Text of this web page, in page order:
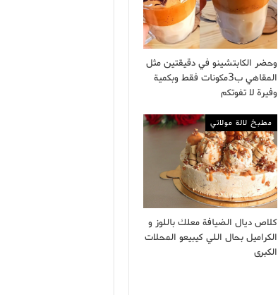
وحضر الكابتشينو في دقيقتين مثل
المقاهي ب3مكونات فقط وبكمية
وفيرة لا تفوتكم
مطبخ لالة مولاتي
كلاص ديال الضيافة معلك باللوز و
الكراميل بحال اللي كيبيعو المحلات
الكبرى